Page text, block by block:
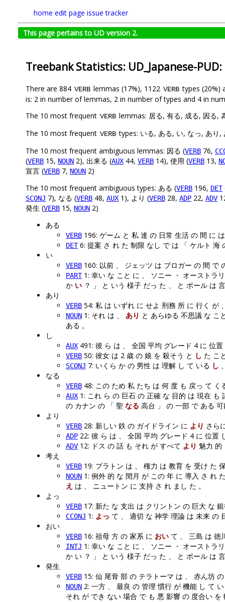
home edit page issue tracker
This page pertains to UD version 2.
Treebank Statistics: UD_Japanese-PUD:
There are 884 VERB lemmas (17%), 1122 VERB types (20%)
is: 2 in number of lemmas, 2 in number of types and 4 in
The 10 most frequent VERB lemmas: 居る, 有る, 成る, 因る,
The 10 most frequent VERB types: いる, ある, い, なっ, あり,
The 10 most frequent ambiguous lemmas: 因る (VERB 76,
(VERB 15, NOUN 2), 出来る (AUX 44, VERB 14), 使用 (VERB 13,
宣言 (VERB 7, NOUN 2)
The 10 most frequent ambiguous types: ある (VERB 196, DET
SCONJ 7), なる (VERB 48, AUX 1), より (VERB 28, ADP 22, ADV
発生 (VERB 15, NOUN 2)
ある
VERB 196: ゲーム と 私 達 の 日常 生活 の 間 に
DET6: 提案 さ れ た 制限 なし で は 「 ケルト
い
VERB 160: 以前 、 ジェッツ は ブロガー の 間 で
PART1: 幸い な こと に 、 ソニー ・ オーストラ
か い ？ 」 と いう 様子 だっ た 、 と ポール は
あり
VERB 54: 私 は いずれ に せよ 刑務 所 に 行く が
NOUN 1: それ は 、 あり と あらゆる 不思議 な こ
ある 。
し
AUX 491: 彼 ら は 、 全国 平均 グレード 4 に 位置
VERB 50: 彼女 は 2 歳 の 娘 を 殺そう と し た こ
SCONJ 7: いくら か の 男性 は 理解 し て いる し
なる
VERB 48: この ため 私 たち は 何 度 も 戻っ て く
AUX 1: これ ら の 巨石 の 正確 な 目的 は 現在
の カナン の 「 聖 なる 高台 」 の 一部 で ある
より
VERB 28: 新しい 鉄 の ガイドライン に より さら
ADP 22: 彼 ら は 、 全国 平均 グレード 4 に 位置
ADV 12: ドス の 話 も それ が すべて より 魅力 的
考え
VERB 19: プラトン は 、 権力 は 教育 を 受け た
NOUN 1: 例外 的 な 閏月 が この 年 に 導入 さ れ
え は 、 ニュートン に 支持 さ れ まし た 。
よっ
VERB 17: 新た な 支出 は クリントン の 巨大 な
CCONJ 1: よっ て 、 適切 な 神学 理論 は 未来 の
おい
VERB 16: 祖母 方 の 家系 に おい て 、 三島 は 徳
INTJ 1: 幸い な こと に 、 ソニー ・ オーストラ
か い ？ 」 と いう 様子 だっ た 、 と ポール は
発生
VERB 15: 仙 尾骨 部 の テラトーマ は 、 赤ん坊
NOUN 2: 一方 、 最良 の 管理 慣行 が 機能 し て
それ が でき ない 場合 で も 悪 影響 の 度合い を